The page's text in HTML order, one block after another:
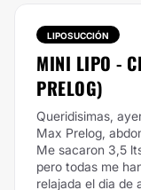
LIPOSUCCIÓN
MINI LIPO -
PRELOG)
Queridisimas,
Max Prelog,
Me sacaron 3,5
pero todas me
relajada el dia de